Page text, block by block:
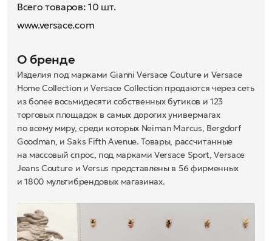
Всего товаров: 10 шт.
www.versace.com
О бренде
Изделия под марками Gianni Versace Couture и Versace
Home Collection и Versace Collection продаются через сеть
из более восьмидесяти собственных бутиков и 123
торговых площадок в самых дорогих универмагах
по всему миру, среди которых Neiman Marcus, Bergdorf
Goodman, и Saks Fifth Avenue. Товары, рассчитанные
на массовый спрос, под марками Versace Sport, Versace
Jeans Couture и Versus представлены в 56 фирменных
и 1800 мультибрендовых магазинах.